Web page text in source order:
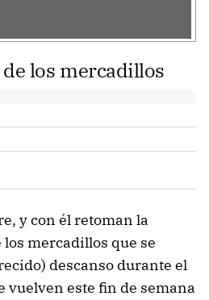
los mercadillos
y con él retoman la
mercadillos que se
descanso durante el
vuelven este fin de semana